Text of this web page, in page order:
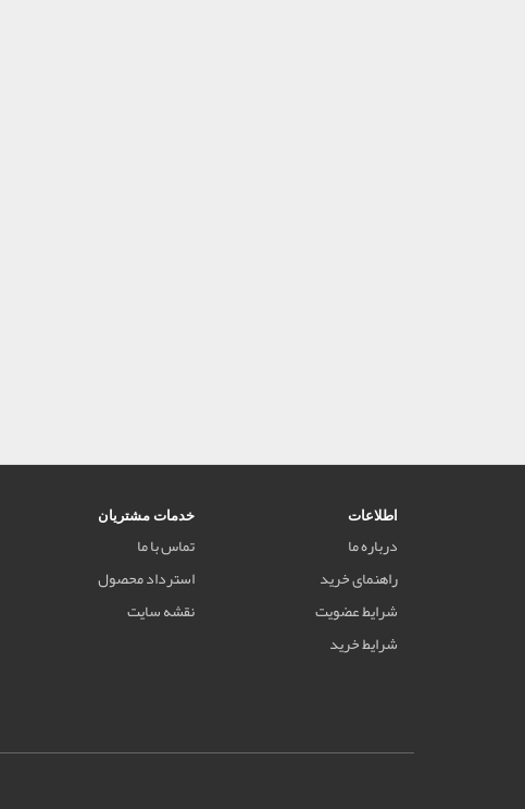
اطلاعات
درباره ما
راهنمای خرید
شرایط عضویت
شرایط خرید
خدمات مشتریان
تماس با ما
استرداد محصول
نقشه سایت